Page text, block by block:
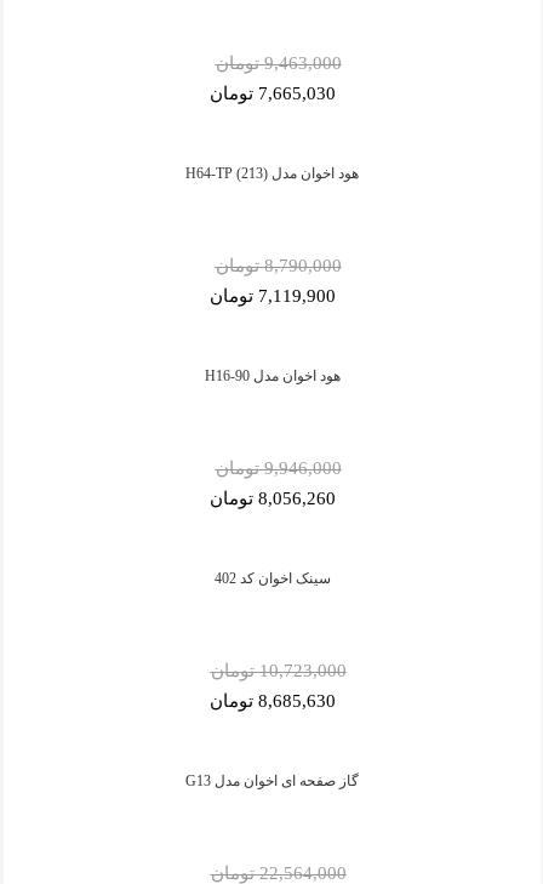
9,463,000 تومان
7,665,030 تومان
هود اخوان مدل H64-TP (213)
8,790,000 تومان
7,119,900 تومان
هود اخوان مدل H16-90
9,946,000 تومان
8,056,260 تومان
سینک اخوان کد 402
10,723,000 تومان
8,685,630 تومان
گاز صفحه ای اخوان مدل G13
22,564,000 تومان